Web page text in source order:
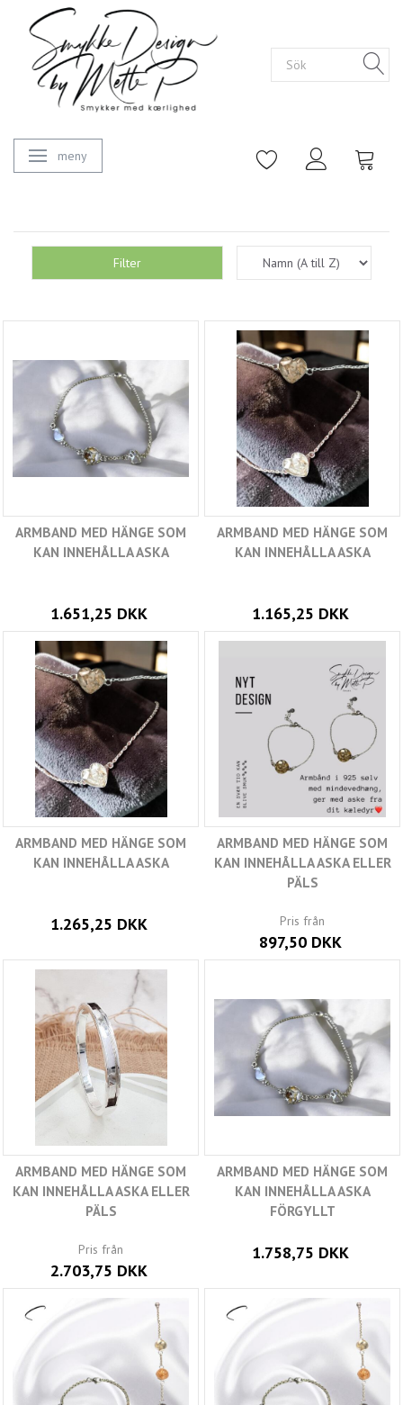
Ändra navigering
meny
Filter
ARMBAND MED HÄNGE SOM
KAN INNEHÅLLA ASKA
1.651,25 DKK
ARMBAND MED HÄNGE SOM
KAN INNEHÅLLA ASKA
1.165,25 DKK
ARMBAND MED HÄNGE SOM
KAN INNEHÅLLA ASKA
1.265,25 DKK
ARMBAND MED HÄNGE SOM
KAN INNEHÅLLA ASKA ELLER
PÄLS
Pris från
897,50 DKK
ARMBAND MED HÄNGE SOM
KAN INNEHÅLLA ASKA ELLER
PÄLS
Pris från
2.703,75 DKK
ARMBAND MED HÄNGE SOM
KAN INNEHÅLLA ASKA
FÖRGYLLT
1.758,75 DKK